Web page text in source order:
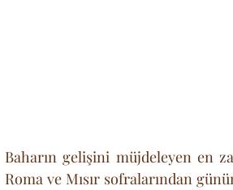
Baharın gelişini müjdeleyen en
Roma ve Mısır sofralarından